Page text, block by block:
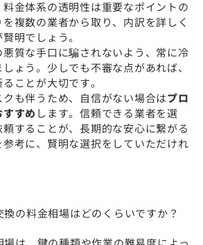
金体系の透明性は重要なポイントの
複数の業者から取り、内訳を詳しく
明でしょう。
質な手口に騙されないよう、常に冷
ょう。少しでも不審な点があれば、
ことが大切です。
も伴うため、自信がない場合はプロ
すめ します。信頼できる業者を選
することが、長期的な安心に繋がる
考に、賢明な選択をしていただけれ
の料金相場はどのくらいですか？